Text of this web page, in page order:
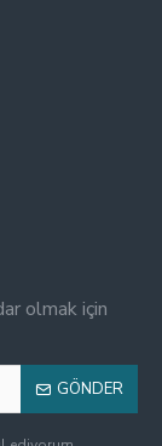
olmak için
GÖNDER